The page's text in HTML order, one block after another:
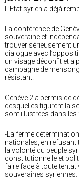
L’Etat syrien a déjà
La conférence de
souveraine et
trouver sérieusement
dialogue avec
un visage déconfit et a
campagne de
résistant.
Genève 2 a permis de
desquelles figurent la
sont illustrées dans
-La ferme
nationales, en refusant
la volonté du peuple
constitutionnelle et
faire face à toute
souveraines syriennes.